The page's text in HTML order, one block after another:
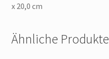
x 20,0 cm
Ähnliche Produkte